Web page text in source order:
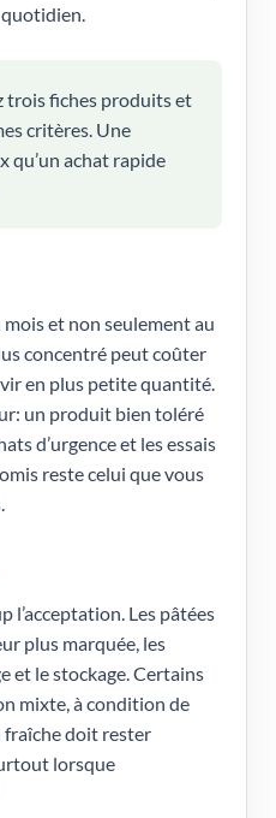
trois fiches produits et
critères. Une
qu’un achat rapide
et non seulement au
concentré peut coûter
en plus petite quantité.
un produit bien toléré
d’urgence et les essais
reste celui que vous
l’acceptation. Les pâtées
plus marquée, les
et le stockage. Certains
mixte, à condition de
fraîche doit rester
lorsque